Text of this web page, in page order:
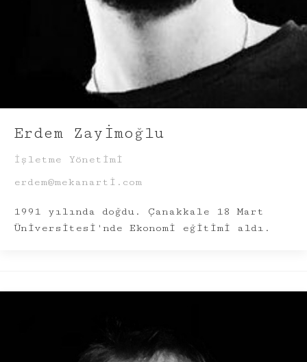
Erdem Zayimoğlu
İşletme Yönetimi
erdem@mekanarti.com
1991 yılında doğdu. Çanakkale 18 Mart
Üniversitesi'nde Ekonomi eğitimi aldı.